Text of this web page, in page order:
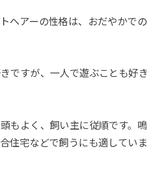
ヘアーの性格は、おだやかでの
ですが、一人で遊ぶことも好き
もよく、飼い主に従順です。鳴
住宅などで飼うにも適していま